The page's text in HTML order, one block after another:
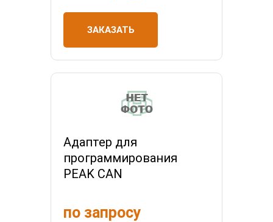
ЗАКАЗАТЬ
Адаптер для
программирования
PEAK CAN
по запросу